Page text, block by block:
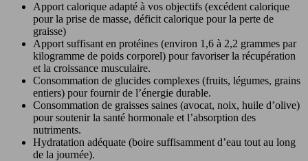
Apport calorique adapté à vos objectifs (excédent calorique
pour la prise de masse, déficit calorique pour la perte de
graisse)
Apport suffisant en protéines (environ 1,6 à 2,2 grammes par
kilogramme de poids corporel) pour favoriser la récupération
et la croissance musculaire.
Consommation de glucides complexes (fruits, légumes, grains
entiers) pour fournir de l’énergie durable.
Consommation de graisses saines (avocat, noix, huile d’olive)
pour soutenir la santé hormonale et l’absorption des
nutriments.
Hydratation adéquate (boire suffisamment d’eau tout au long
de la journée).